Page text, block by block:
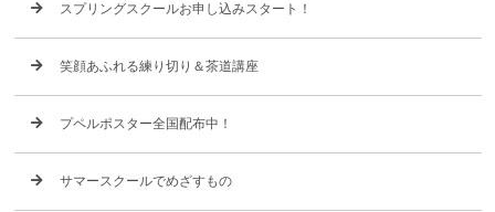
スプリングスクールお申し込みスタート！
笑顔あふれる練り切り＆茶道講座
プペルポスター全国配布中！
サマースクールでめざすもの